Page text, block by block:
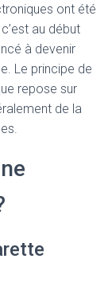
ont été
au début
à devenir
Le principe de
repose sur
de la